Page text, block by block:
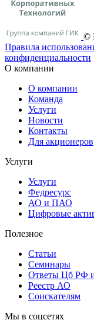
©
Правила
конфиденциальности
О компании
О компании
Команда
Услуги
Новости
Контакты
Для акционеров
Услуги
Услуги
Федресурс
АО и ПАО
Цифровые
Полезное
Статьи
Cеминары
Ответы Цб РФ
Реестр АО
Соискателям
Мы в соцсетях